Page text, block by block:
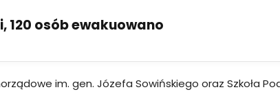
120 osób ewakuowano
im. gen. Józefa Sowińskiego oraz Szkoła